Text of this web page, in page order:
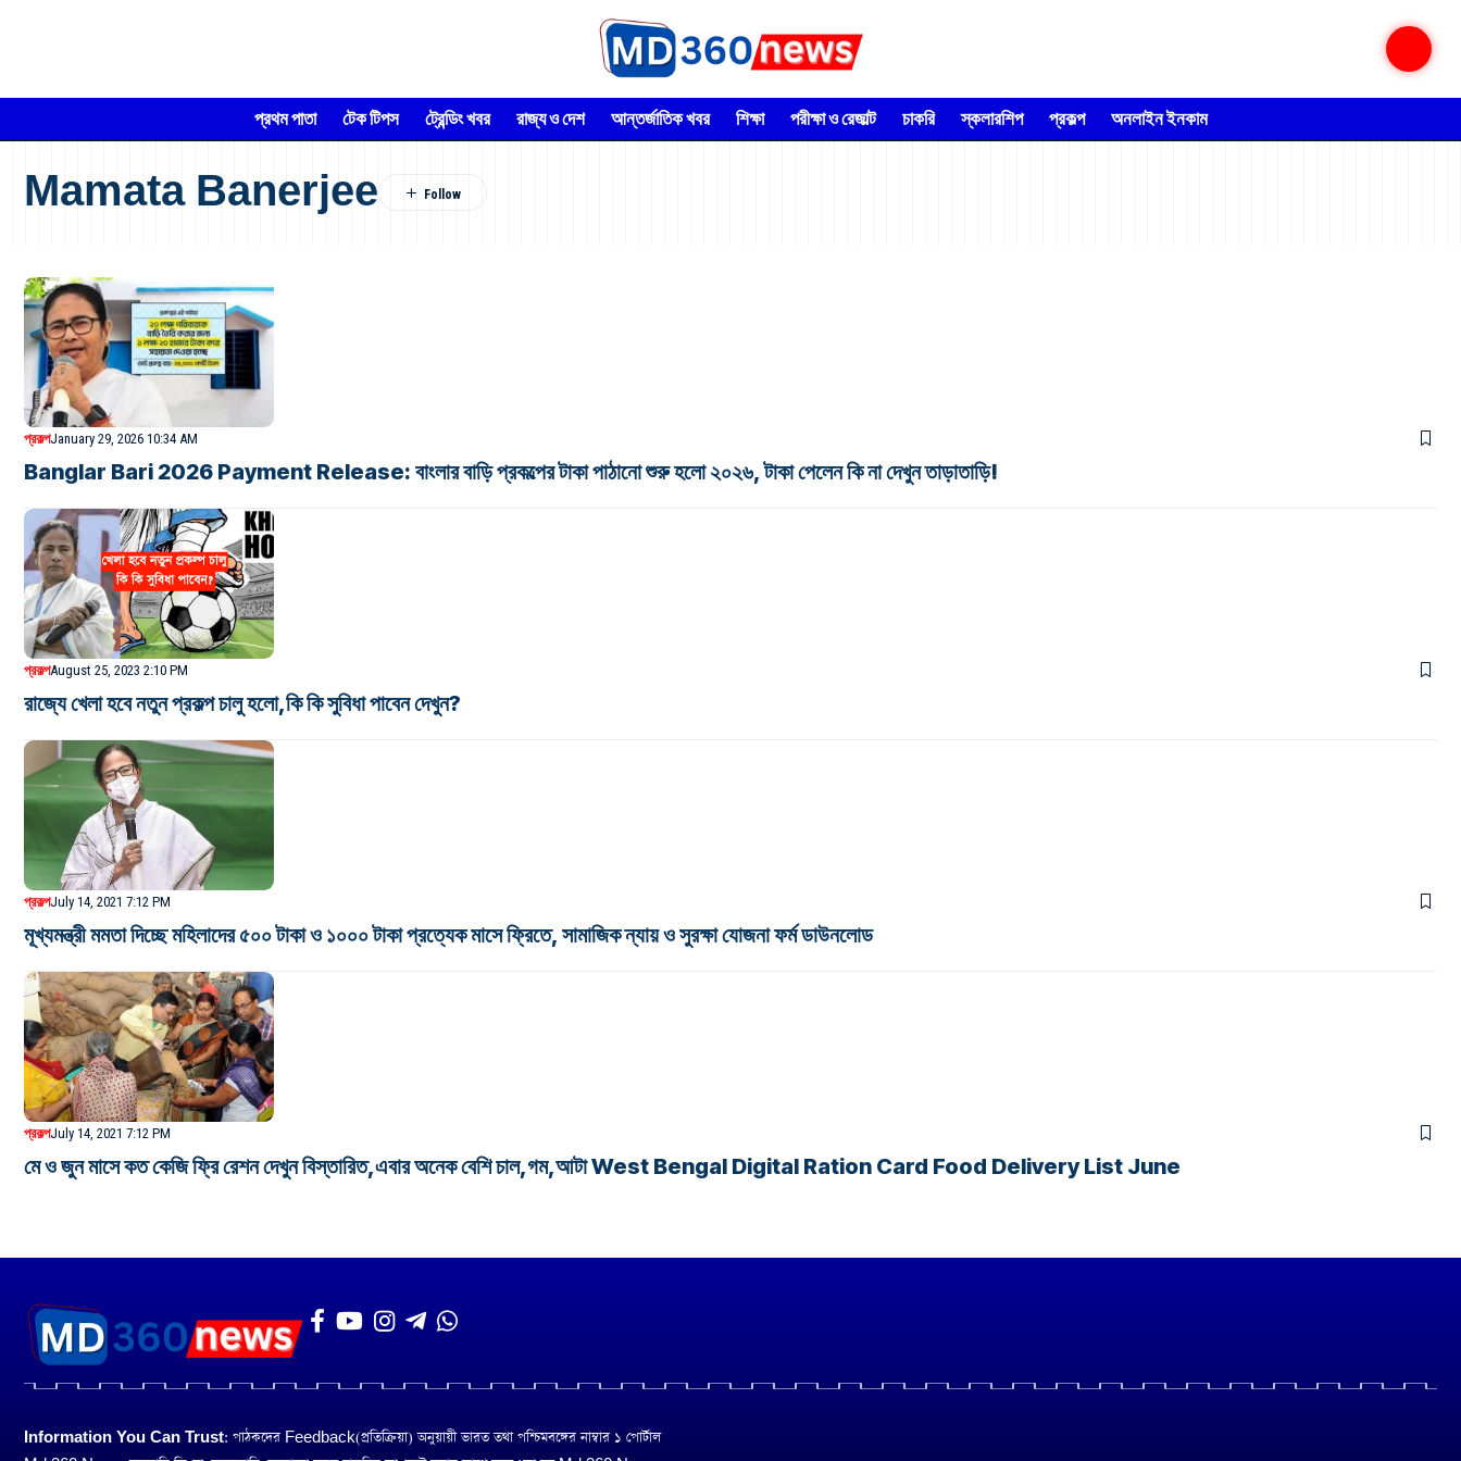
প্রথম পাতা টেক টিপস ট্রেন্ডিং খবর রাজ্য ও দেশ আন্তর্জাতিক খবর শিক্ষা পরীক্ষা ও রেজাল্ট চাকরি স্কলারশিপ প্রকল্প অনলাইন ইনকাম
Mamata Banerjee
প্রকল্পJanuary 29, 2026 10:34 AM
Banglar Bari 2026 Payment Release: বাংলার বাড়ি প্রকল্পের টাকা পাঠানো শুরু হলো ২০২৬, টাকা পেলেন কি না দেখুন তাড়াতাড়ি!
প্রকল্পAugust 25, 2023 2:10 PM
রাজ্যে খেলা হবে নতুন প্রকল্প চালু হলো,কি কি সুবিধা পাবেন দেখুন?
প্রকল্পJuly 14, 2021 7:12 PM
মূখ্যমন্ত্রী মমতা দিচ্ছে মহিলাদের ৫০০ টাকা ও ১০০০ টাকা প্রত্যেক মাসে ফ্রিতে, সামাজিক ন্যায় ও সুরক্ষা যোজনা ফর্ম ডাউনলোড
প্রকল্পJuly 14, 2021 7:12 PM
মে ও জুন মাসে কত কেজি ফ্রি রেশন দেখুন বিস্তারিত,এবার অনেক বেশি চাল,গম,আটা West Bengal Digital Ration Card Food Delivery List June
Information You Can Trust: পাঠকদের Feedback(প্রতিক্রিয়া) অনুয়ায়ী ভারত তথা পশ্চিমবঙ্গের নাম্বার ১ পোর্টাল